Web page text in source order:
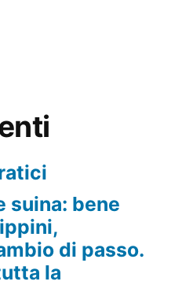
suina: bene
di passo.
la